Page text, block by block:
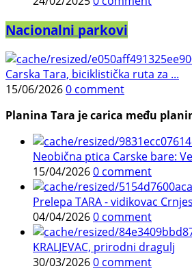
Nacionalni parkovi
Carska Tara, biciklistička ruta za ...
15/06/20260 comment
Planina Tara je carica među
Neobična ptica Carske bare:
15/04/20260 comment
Prelepa TARA - vidikovac
04/04/20260 comment
KRALJEVAC, prirodni dragulj
30/03/20260 comment